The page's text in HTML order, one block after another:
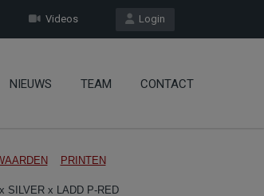
Login
Videos
NIEUWS TEAM CONTACT